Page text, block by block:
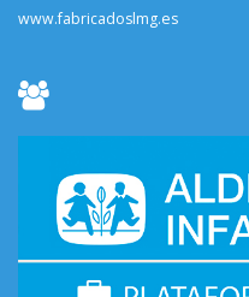
www.fabricadoslmg.es